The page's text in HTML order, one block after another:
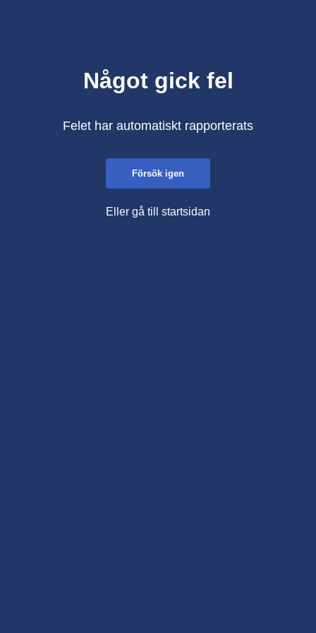
Något gick fel
Felet har automatiskt rapporterats
Försök igen
Eller gå till startsidan